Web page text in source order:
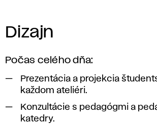
Dizajn
Počas celého dňa:
Prezentácia a projekcia
každom ateliéri.
Konzultácie s pedagógmi a
katedry.